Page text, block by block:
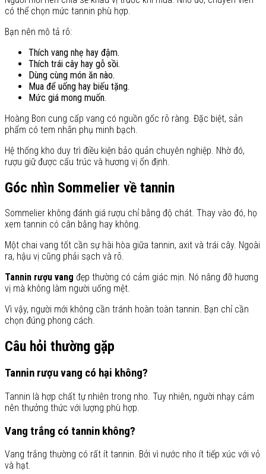
có thể chọn mức tannin phù hợp.
Bạn nên mô tả rõ:
Thích vang nhẹ hay đậm.
Thích trái cây hay gỗ sồi.
Dùng cùng món ăn nào.
Mua để uống hay biếu tặng.
Mức giá mong muốn.
Hoàng Bon cung cấp vang có nguồn gốc rõ ràng. Đặc biệt, sản
phẩm có tem nhãn phụ minh bạch.
Hệ thống kho duy trì điều kiện bảo quản chuyên nghiệp. Nhờ đó,
rượu giữ được cấu trúc và hương vị ổn định.
Góc nhìn Sommelier về tannin
Sommelier không đánh giá rượu chỉ bằng độ chát. Thay vào đó, họ
xem tannin có cân bằng hay không.
Một chai vang tốt cần sự hài hòa giữa tannin, axit và trái cây. Ngoài
ra, hậu vị cũng phải sạch và rõ.
Tannin rượu vang đẹp thường có cảm giác mịn. Nó nâng đỡ hương
vị mà không làm người uống mệt.
Vì vậy, người mới không cần tránh hoàn toàn tannin. Bạn chỉ cần
chọn đúng phong cách.
Câu hỏi thường gặp
Tannin rượu vang có hại không?
Tannin là hợp chất tự nhiên trong nho. Tuy nhiên, người nhạy cảm
nên thưởng thức với lượng phù hợp.
Vang trắng có tannin không?
Vang trắng thường có rất ít tannin. Bởi vì nước nho ít tiếp xúc với vỏ
và hạt.